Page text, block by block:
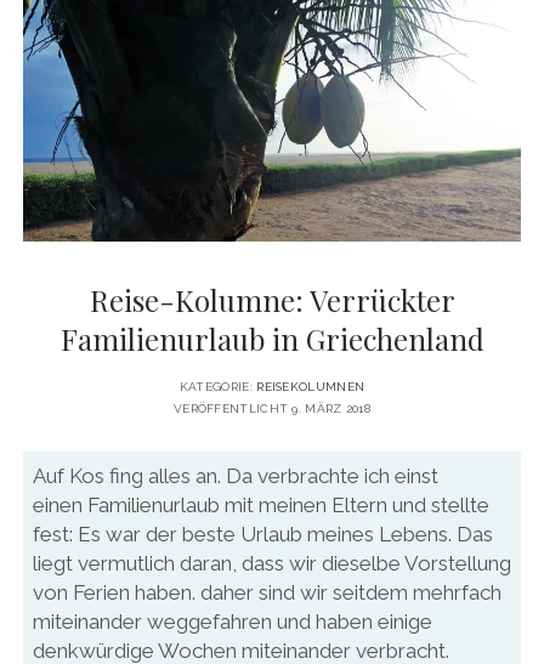
♥ ÜBER DEN REISEBLOG Menü
öffnen
IMPRESSUM
DATENSCHUTZERKLÄRUNG
♥ ÜBER DIE AUTORIN
Menü
öffnen
VITA
PRESSE & MEDIEN
MEDIADATEN
twitterfacebook
pinterestyoutubeinstagram
Reise-Kolumne: Verrückter
Familienurlaub in Griechenland
KATEGORIE: REISEKOLUMNEN
VERÖFFENTLICHT 9. MÄRZ 2018
Auf Kos fing alles an. Da verbrachte ich einst
einen Familienurlaub mit meinen Eltern und stellte
fest: Es war der beste Urlaub meines Lebens. Das
liegt vermutlich daran, dass wir dieselbe Vorstellung
von Ferien haben. daher sind wir seitdem mehrfach
miteinander weggefahren und haben einige
denkwürdige Wochen miteinander verbracht.